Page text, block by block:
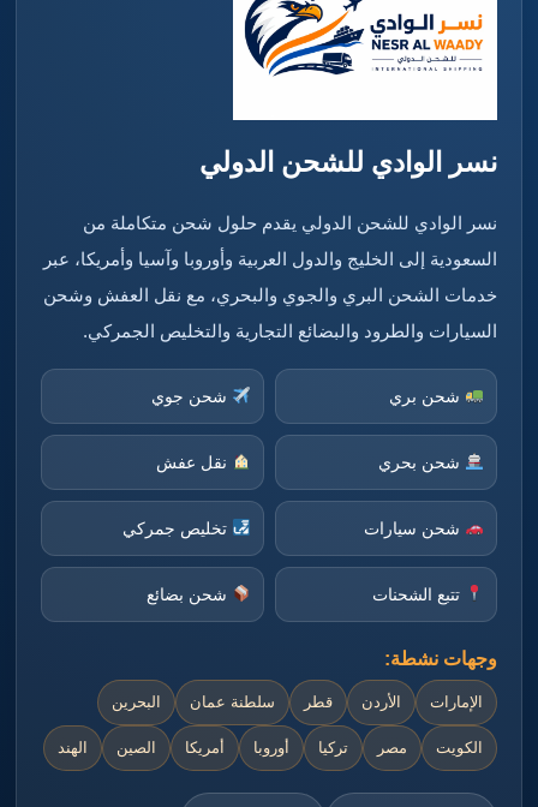
نسر الوادي للشحن الدولي
نسر الوادي للشحن الدولي يقدم حلول شحن متكاملة من
السعودية إلى الخليج والدول العربية وأوروبا وآسيا وأمريكا، عبر
خدمات الشحن البري والجوي والبحري، مع نقل العفش وشحن
السيارات والطرود والبضائع التجارية والتخليص الجمركي.
شحن بري شحن جوي
شحن بحري نقل عفش
شحن سيارات تخليص جمركي
تتبع الشحنات شحن بضائع
وجهات نشطة:
الإمارات الأردن قطر سلطنة عمان البحرين
الكويت مصر تركيا أوروبا أمريكا الصين الهند